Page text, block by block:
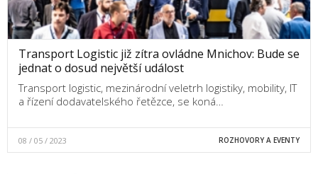
Transport Logistic již zítra ovládne Mnichov: Bude se
jednat o dosud největší událost
Transport logistic, mezinárodní veletrh logistiky, mobility, IT
a řízení dodavatelského řetězce, se koná…
08 / 05 / 2023 ROZHOVORY A EVENTY